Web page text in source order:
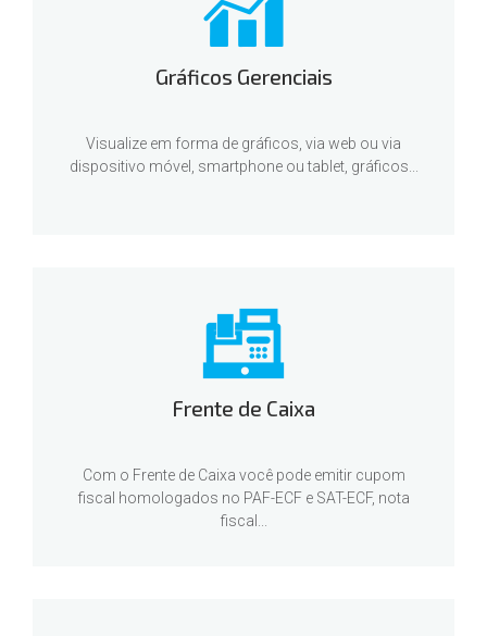
Gráficos Gerenciais
Visualize em forma de gráficos, via web ou via
dispositivo móvel, smartphone ou tablet, gráficos...
Frente de Caixa
Com o Frente de Caixa você pode emitir cupom
fiscal homologados no PAF-ECF e SAT-ECF, nota
fiscal...